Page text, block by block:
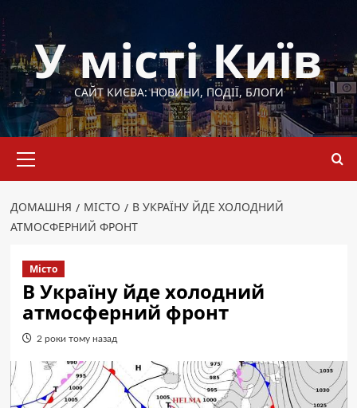
до
вмістуУ місті Київ
САЙТ КИЄВА: НОВИНИ, ПОДІЇ, БЛОГИ
меню
ДОМАШНЯ МІСТО
В УКРАЇНУ ЙДЕ ХОЛОДНИЙ
АТМОСФЕРНИЙ ФРОНТ
Місто
В Україну йде холодний
атмосферний фронт
2 роки тому назад